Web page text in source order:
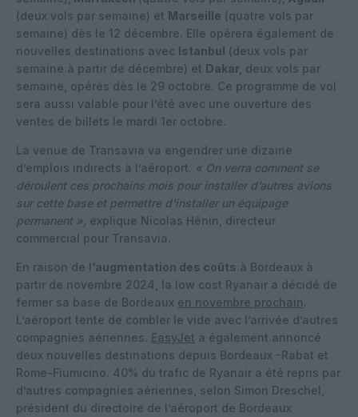
(deux vols par semaine) et Marseille (quatre vols par
semaine) dès le 12 décembre. Elle opérera également de
nouvelles destinations avec Istanbul (deux vols par
semaine à partir de décembre) et Dakar, deux vols par
semaine, opérés dès le 29 octobre. Ce programme de vol
sera aussi valable pour l’été avec une ouverture des
ventes de billets le mardi 1er octobre.
La venue de Transavia va engendrer une dizaine
d’emplois indirects à l’aéroport. « On verra comment se
déroulent ces prochains mois pour installer d’autres avions
sur cette base et permettre d’installer un équipage
permanent », explique Nicolas Hénin, directeur
commercial pour Transavia.
En raison de l ‘augmentation des coûts à Bordeaux à
partir de novembre 2024, la low cost Ryanair a décidé de
fermer sa base de Bordeaux en novembre prochain.
L’aéroport tente de combler le vide avec l’arrivée d’autres
compagnies aériennes. EasyJet a également annoncé
deux nouvelles destinations depuis Bordeaux -Rabat et
Rome-Fiumicino. 40% du trafic de Ryanair a été repris par
d’autres compagnies aériennes, selon Simon Dreschel,
président du directoire de l’aéroport de Bordeaux